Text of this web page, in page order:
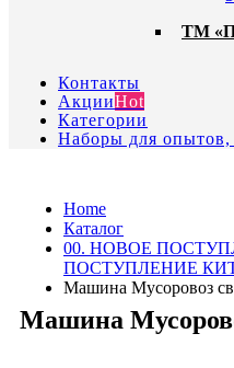
ТМ
Контакты
АкцииHot
Категории
Наборы для опытов,
Home
Каталог
00. HОВОЕ
ПОСТУПЛЕНИЕ
Машина Мусоровоз
Машина